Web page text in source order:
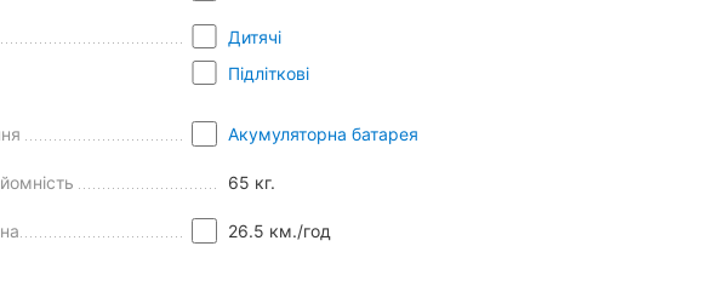
Дитячі
Підліткові
Акумуляторна батарея
65 кг.
26.5 км./год